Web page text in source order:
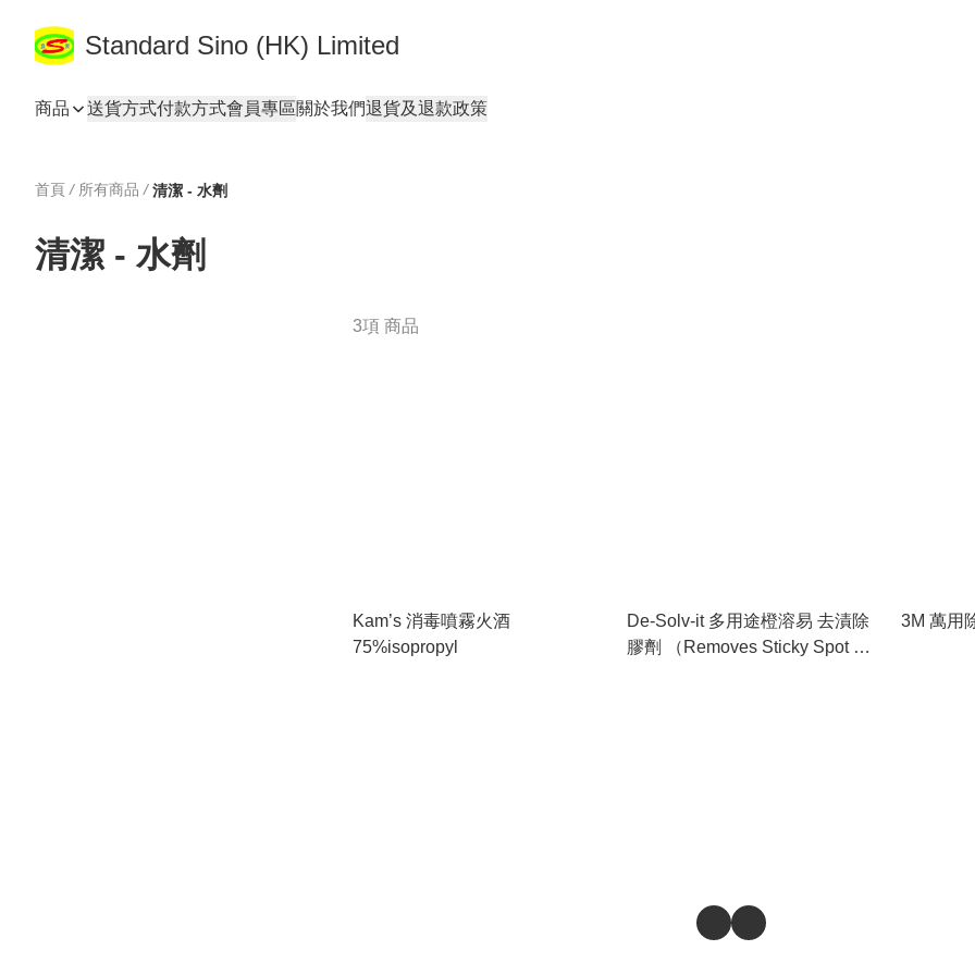
Standard Sino (HK) Limited
商品 送貨方式付款方式會員專區關於我們退貨及退款政策
首頁 / 所有商品 / 清潔 - 水劑
清潔 - 水劑
3項 商品
Kam’s 消毒噴霧火酒
75%isopropyl
De-Solv-it 多用途橙溶易 去漬除
膠劑 （Removes Sticky Spot &
3M 萬用